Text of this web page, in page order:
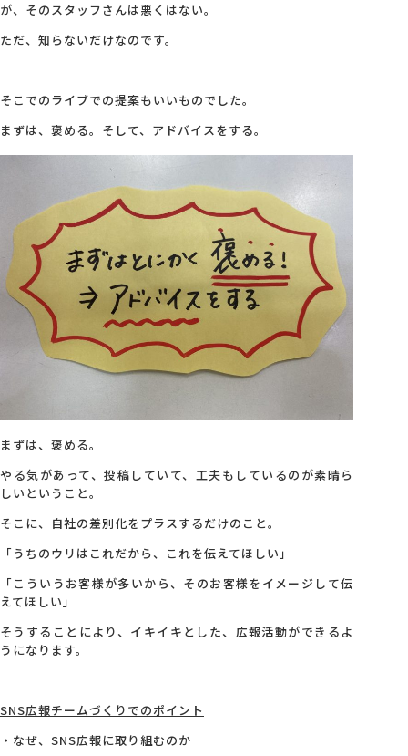
が、そのスタッフさんは悪くはない。
ただ、知らないだけなのです。
そこでのライブでの提案もいいものでした。
まずは、褒める。そして、アドバイスをする。
まずは、褒める。
やる気があって、投稿していて、工夫もしているのが素晴ら
しいということ。
そこに、自社の差別化をプラスするだけのこと。
「うちのウリはこれだから、これを伝えてほしい」
「こういうお客様が多いから、そのお客様をイメージして伝
えてほしい」
そうすることにより、イキイキとした、広報活動ができるよ
うになります。
SNS広報チームづくりでのポイント
・なぜ、SNS広報に取り組むのか